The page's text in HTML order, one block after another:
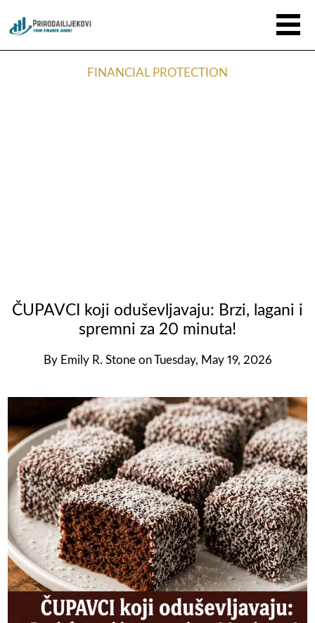
FINANCIAL PROTECTION
ČUPAVCI koji oduševljavaju: Brzi, lagani i
spremni za 20 minuta!
By Emily R. Stone on Tuesday, May 19, 2026